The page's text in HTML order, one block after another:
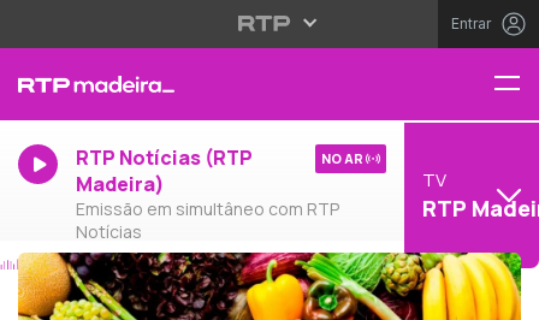
Entrar
RTP Notícias (RTP
Madeira)
Emissão em simultâneo com RTP
Notícias
NO AR
TV
RTP